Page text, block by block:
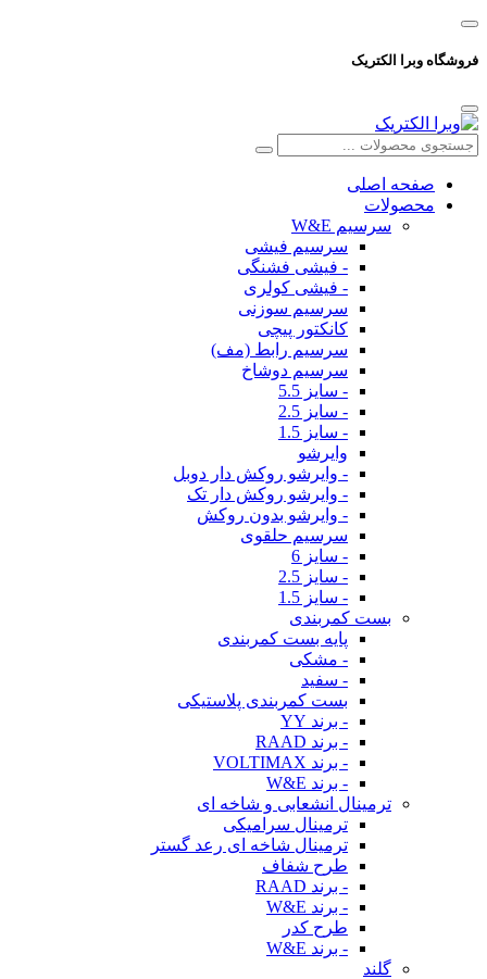
فروشگاه وبرا الکتریک
صفحه اصلی
محصولات
سرسیم W&E
سرسیم فیشی
- فیشی فشنگی
- فیشی کولری
سرسیم سوزنی
کانکتور پیچی
سرسیم رابط (مف)
سرسیم دوشاخ
- سایز 5.5
- سایز 2.5
- سایز 1.5
وایرشو
- وایرشو روکش دار دوبل
- وایرشو روکش دار تک
- وایرشو بدون روکش
سرسیم حلقوی
- سایز 6
- سایز 2.5
- سایز 1.5
بست کمربندی
پایه بست کمربندی
- مشکی
- سفید
بست کمربندی پلاستیکی
- برند YY
- برند RAAD
- برند VOLTIMAX
- برند W&E
ترمینال انشعابی و شاخه ای
ترمینال سرامیکی
ترمینال شاخه ای رعد گستر
طرح شفاف
- برند RAAD
- برند W&E
طرح کدر
- برند W&E
گلند